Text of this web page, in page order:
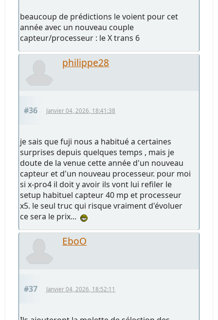
beaucoup de prédictions le voient pour cet
année avec un nouveau couple
capteur/processeur : le X trans 6
philippe28
#36 Janvier 04, 2026, 18:41:38
je sais que fuji nous a habitué a certaines
surprises depuis quelques temps , mais je
doute de la venue cette année d'un nouveau
capteur et d'un nouveau processeur. pour moi
si x-pro4 il doit y avoir ils vont lui refiler le
setup habituel capteur 40 mp et processeur
x5. le seul truc qui risque vraiment d'évoluer
ce sera le prix...
EboO
#37 Janvier 04, 2026, 18:52:11